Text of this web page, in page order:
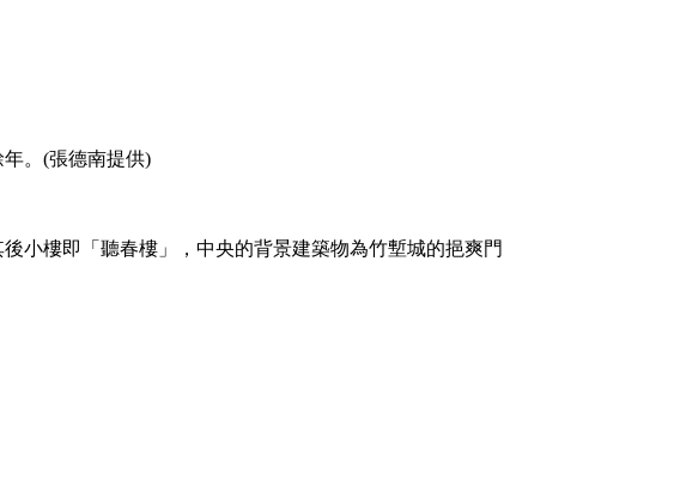
。(張德南提供)
小樓即「聽春樓」，中央的背景建築物為竹塹城的挹爽門